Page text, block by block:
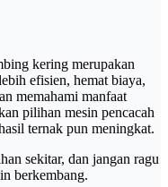
kering merupakan
efisien, hemat biaya,
memahami manfaat
pilihan mesin pencacah
ternak pun meningkat.
sekitar, dan jangan ragu
berkembang.